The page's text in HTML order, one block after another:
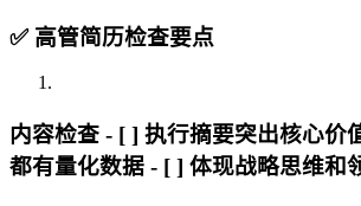
✅ 高管简历检查要点
内容检查 - [ ] 执行摘要突出核心价
都有量化数据 - [ ] 体现战略思维和